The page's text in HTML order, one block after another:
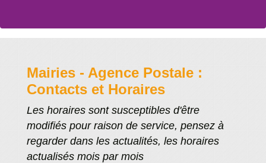
Mairies - Agence Postale :
Contacts et Horaires
Les horaires sont susceptibles d'être
modifiés pour raison de service, pensez à
regarder dans les actualités, les horaires
actualisés mois par mois